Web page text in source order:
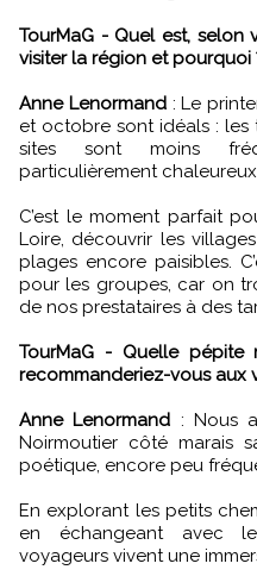
TourMaG - Quel est, selon
visiter la région et pourquoi
Anne Lenormand:Le
et octobre sont idéals : les
sites sont moins
particulièrement
C’est le moment parfait
Loire, découvrir les
plages encore paisibles.
pour les groupes, car on
de nos prestataires à des
TourMaG - Quelle pépite
recommanderiez-vous aux
Anne Lenormand : Nous
Noirmoutier côté marais
poétique, encore peu
En explorant les petits
en échangeant avec
voyageurs vivent une